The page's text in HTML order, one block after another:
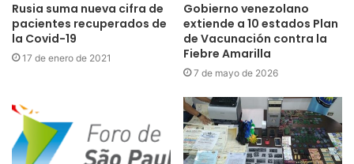
Rusia suma nueva cifra de
pacientes recuperados de
la Covid-19
17 de enero de 2021
Gobierno venezolano
extiende a 10 estados Plan
de Vacunación contra la
Fiebre Amarilla
7 de mayo de 2026